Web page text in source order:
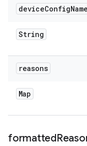
deviceConfigName
String
reasons
Map
formatted